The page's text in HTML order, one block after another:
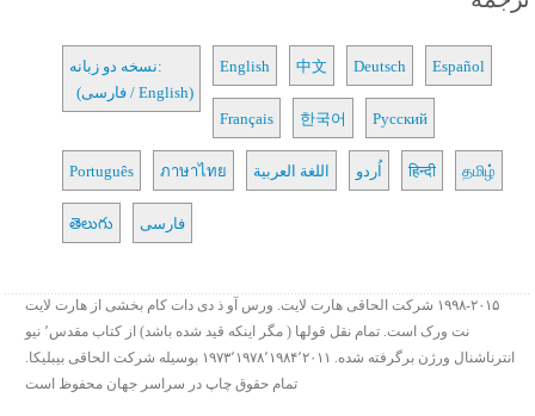
نسخه دو زبانه:
(فارسی / English)
English 中文 Deutsch Español
Français 한국어 Русский
Português ภาษาไทย اللغة العربية اُردو हिन्दी தமிழ்
తెలుగు فارسی
۱۹۹۸-۲۰۱۵ شرکت الحاقی هارت لایت. ورس آو ذ دی دات کام بخشی از هارت لایت
نت ورک است. تمام نقل قولها ( مگر اینکه قید شده باشد) از کتاب مقدس٬ نیو
انترناشنال ورژن برگرفته شده. ۱۹۷۳٬۱۹۷۸٬۱۹۸۴٬۲۰۱۱ بوسیله شرکت الحاقی بیبلیکا.
تمام حقوق چاپ در سراسر جهان محفوظ است